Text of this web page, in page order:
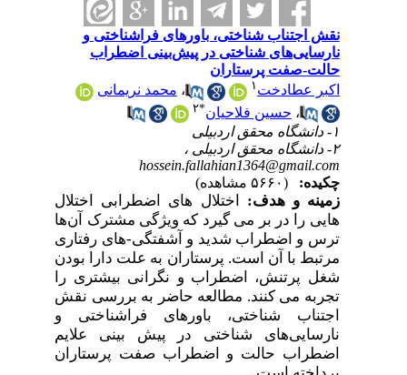
نقش اجتناب شناختی، باورهای فراشناختی و
نارسایی‌های شناختی در پیش‌بینی اضطراب
حالت-صفت پرستاران
اکبر عطادخت۱ ،محمد نریمانی
،حسین فلاحیان * ۲
hossein.fallahian1364@gmail.com
چکیده:
زمینه و هدف:اختلال های اضطرابی اختلال
هایی را در بر می گیرد که ویژگی مشترک آن‌ها
ترس و اضطراب شدید و آشفتگی-های رفتاری
مرتبط با آن است. پرستاران به علت دارا بودن
شغل پرتنش، اضطراب و نگرانی بیشتری را
تجربه می کنند. مطالعه حاضر به بررسی نقش
اجتناب شناختی، باورهای فراشناختی و
نارسایی‌های شناختی در پیش
بینی علایم
اضطراب حالت و اضطراب صفت پرستاران